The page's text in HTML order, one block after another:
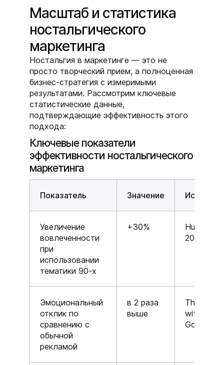
Масштаб и статистика
ностальгического
маркетинга
Ностальгия в маркетинге — это не
просто творческий прием, а полноценная
бизнес-стратегия с измеримыми
результатами. Рассмотрим ключевые
статистические данные,
подтверждающие эффективность этого
подхода:
Ключевые показатели
эффективности ностальгического
маркетинга
Показатель Значение Источник
Увеличение
вовлеченности
при
использовании
тематики 90-х
+30%
HubSpot,
2025
Эмоциональный
отклик по
сравнению с
обычной
рекламой
в 2 раза
выше
Think
with
Google